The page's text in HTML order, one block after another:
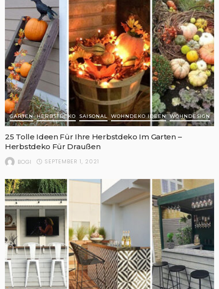
GARTEN HERBSTDEKO SAISONAL WOHNDEKO IDEEN WOHNDESIGN
25 Tolle Ideen Für Ihre Herbstdeko Im Garten –
Herbstdeko Für Draußen
BOGI SEPTEMBER 1, 2021